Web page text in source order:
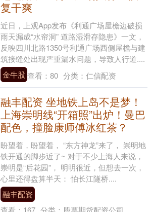
复干爽
近日，上观App发布《利通广场屋檐边破损
雨天漏成“水帘洞” 道路湿滑存隐患》一文，
反映四川北路1350号利通广场西侧屋檐与建
筑接缝处出现严重漏水问题，导致人行道....
金牛股查看： 80 分类： 仁信配资
融丰配资 坐地铁上岛不是梦！
上海崇明线“开箱照”出炉！曼巴
配色，撞脸康师傅冰红茶？
盼望着，盼望着， “东方神龙”来了， 崇明地
铁开通的脚步近了~ 对于不少上海人来说，
崇明是“后花园”， 明明很近，但想去一次，
心里还得盘算半天： 怕长江隧桥....
融丰配资
查看： 167 分类： 股票期货配资公司